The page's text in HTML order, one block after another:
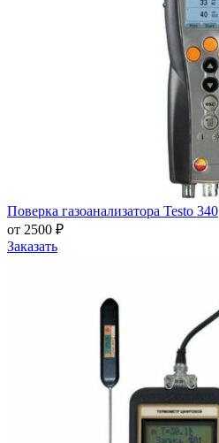
Поверка газоанализатора Testo 340
от 2500 ₽
Заказать